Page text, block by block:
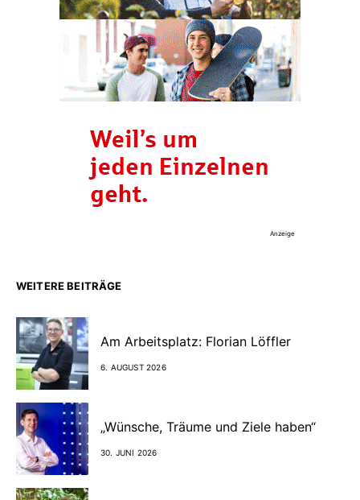
Anzeige
WEITERE BEITRÄGE
Am Arbeitsplatz: Florian Löffler
6. AUGUST 2026
„Wünsche, Träume und Ziele haben“
30. JUNI 2026